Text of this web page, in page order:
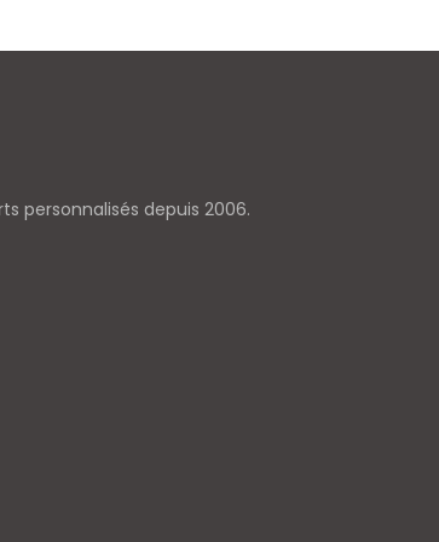
personnalisés depuis 2006.